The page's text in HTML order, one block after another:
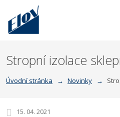
Stropní izolace
Úvodní stránka Novinky
15. 04. 2021